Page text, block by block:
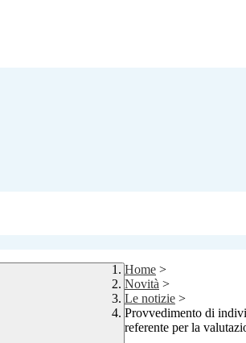
Home >
Novità >
Le notizie >
Provvedimento di
referente per la